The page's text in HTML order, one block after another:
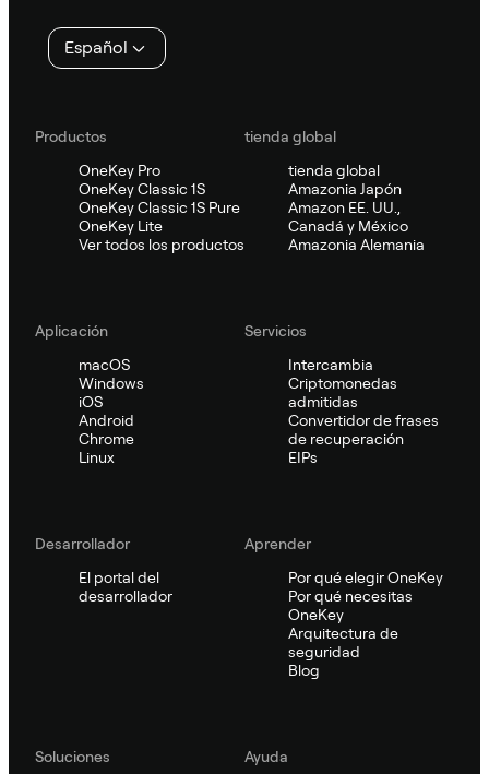
página
Español
Productos
OneKey Pro
OneKey Classic 1S
OneKey Classic 1S Pure
OneKey Lite
Ver todos los productos
tienda global
tienda global
Amazonia Japón
Amazon EE. UU.,
Canadá y México
Amazonia Alemania
Aplicación
macOS
Windows
iOS
Android
Chrome
Linux
Servicios
Intercambia
Criptomonedas
admitidas
Convertidor de frases
de recuperación
EIPs
Desarrollador
El portal del
desarrollador
Aprender
Por qué elegir OneKey
Por qué necesitas
OneKey
Arquitectura de
seguridad
Blog
Soluciones Ayuda